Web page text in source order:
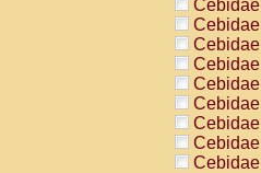
Cebidae
Cebidae
Cebidae
Cebidae
Cebidae
Cebidae
Cebidae
Cebidae
Cebidae